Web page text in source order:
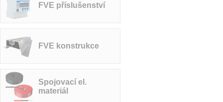
FVE příslušenství
FVE konstrukce
Spojovací el.
materiál